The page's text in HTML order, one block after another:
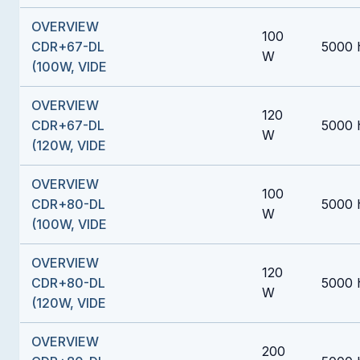
OVERVIEW
CDR+67-DL
(100W, VIDE
100
W
5000
OVERVIEW
CDR+67-DL
(120W, VIDE
120
W
5000
OVERVIEW
CDR+80-DL
(100W, VIDE
100
W
5000
OVERVIEW
CDR+80-DL
(120W, VIDE
120
W
5000
OVERVIEW
200